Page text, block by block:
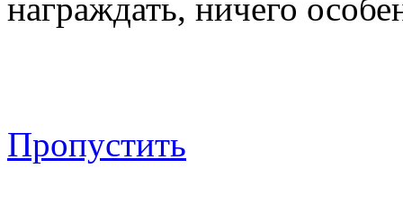
награждать, ничего
Пропустить